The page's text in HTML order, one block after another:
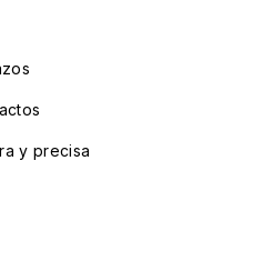
y precisa